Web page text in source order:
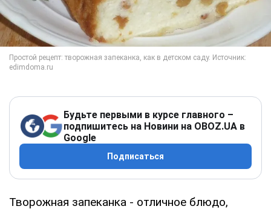
Будьте первыми в курсе главного –
подпишитесь на Новини на OBOZ.UA в
Google
Подписаться
Творожная запеканка - отличное блюдо,